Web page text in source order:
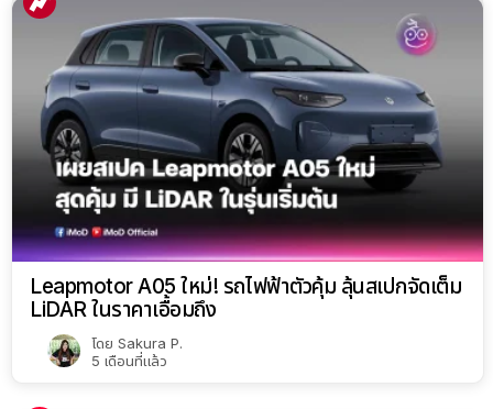
Leapmotor A05 ใหม่! รถไฟฟ้าตัวคุ้ม ลุ้นสเปกจัดเต็ม
LiDAR ในราคาเอื้อมถึง
โดย Sakura P.
5 เดือนที่แล้ว